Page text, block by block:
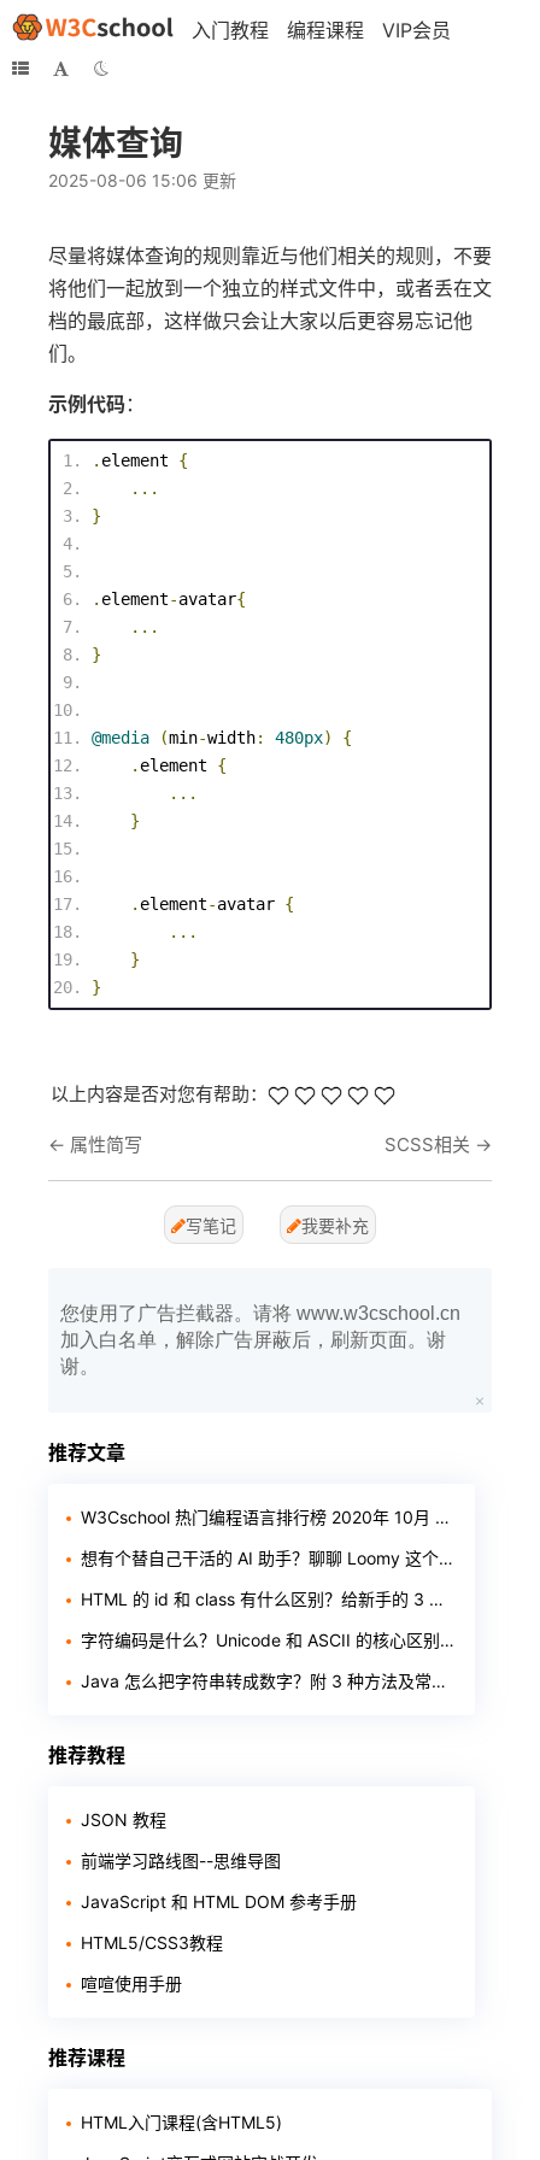
入门教程 编程课程 VIP会员
媒体查询
2025-08-06 15:06 更新
尽量将媒体查询的规则靠近与他们相关的规则，不要
将他们一起放到一个独立的样式文件中，或者丢在文
档的最底部，这样做只会让大家以后更容易忘记他
们。
示例代码 ：
. element
{
...
}
. element-avatar{
...
}
@media (min-width: 480px)
{
. element
{
...
}
. element-avatar {
...
}
}
以上内容是否对您有帮助：
← 属性简写 SCSS相关 →
写笔记 我要补充
您使用了广告拦截器。请将 www.w3cschool.cn
加入白名单，解除广告屏蔽后，刷新页面。谢
谢。
推荐文章
W3Cschool 热门编程语言排行榜 2020年 10月 TOP10
想有个替自己干活的 AI 助手？聊聊 Loomy 这个「AI 工作搭子」
HTML 的 id 和 class 有什么区别？给新手的 3 个判断标准
字符编码是什么？Unicode 和 ASCII 的核心区别一次讲透
Java 怎么把字符串转成数字？附 3 种方法及常见报错
推荐教程
JSON 教程
前端学习路线图--思维导图
JavaScript 和 HTML DOM 参考手册
HTML5/CSS3教程
喧喧使用手册
推荐课程
HTML入门课程(含HTML5)